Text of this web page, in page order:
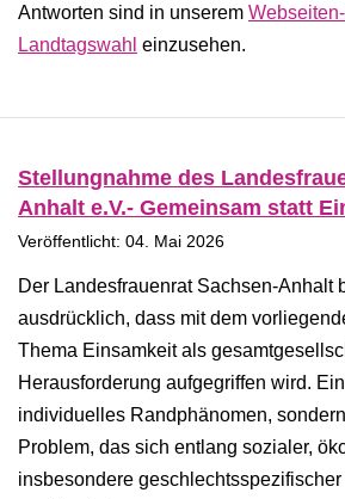
Antworten sind in unserem
Landtagswahl einzusehen.
Stellungnahme des
Anhalt e.V.- Gemeinsam statt
Veröffentlicht: 04. Mai 2026
Der Landesfrauenrat Sachsen-Anhalt
ausdrücklich, dass mit dem
Thema Einsamkeit als
Herausforderung aufgegriffen wird.
individuelles Randphänomen,
Problem, das sich entlang sozialer,
insbesondere